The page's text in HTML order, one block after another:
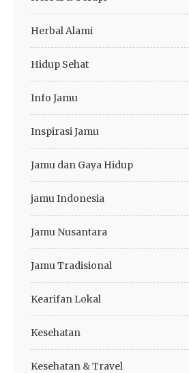
Herbal Alami
Hidup Sehat
Info Jamu
Inspirasi Jamu
Jamu dan Gaya Hidup
jamu Indonesia
Jamu Nusantara
Jamu Tradisional
Kearifan Lokal
Kesehatan
Kesehatan & Travel